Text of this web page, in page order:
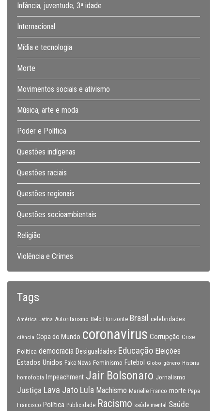
Infância, juventude, 3ª idade
Internacional
Mídia e tecnologia
Morte
Movimentos sociais e ativismo
Música, arte e moda
Poder e Política
Questões indígenas
Questões raciais
Questões regionais
Questões socioambientais
Religião
Violência e Crimes
Tags
América Latina Autoritarismo Belo Horizonte Brasil celebridades
ciência Copa do Mundo coronavirus Corrupção Crise
Política democracia Desigualdades Educação Eleições
Estados Unidos Fake News Feminismo Futebol Globo gênero História
homofobia Impeachment Jair Bolsonaro Jornalismo
Justiça Lava Jato Lula Machismo Marielle Franco morte Papa
Francisco Política Publicidade Racismo saúde mental
Saúde